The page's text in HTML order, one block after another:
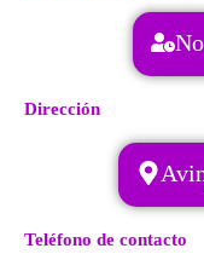
Dirección
Teléfono de contacto